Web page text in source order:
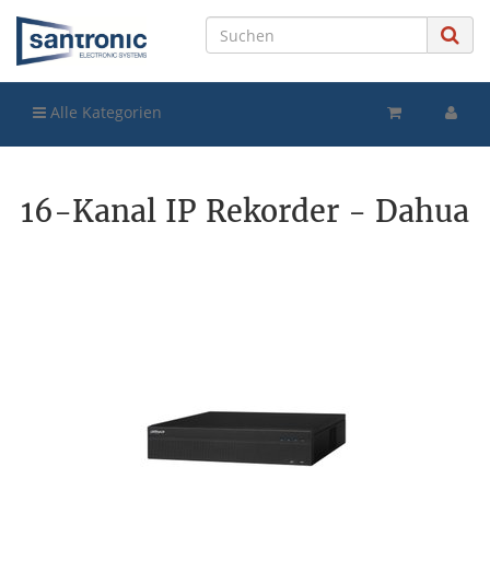
Alle Kategorien
16-Kanal IP Rekorder - Dahua